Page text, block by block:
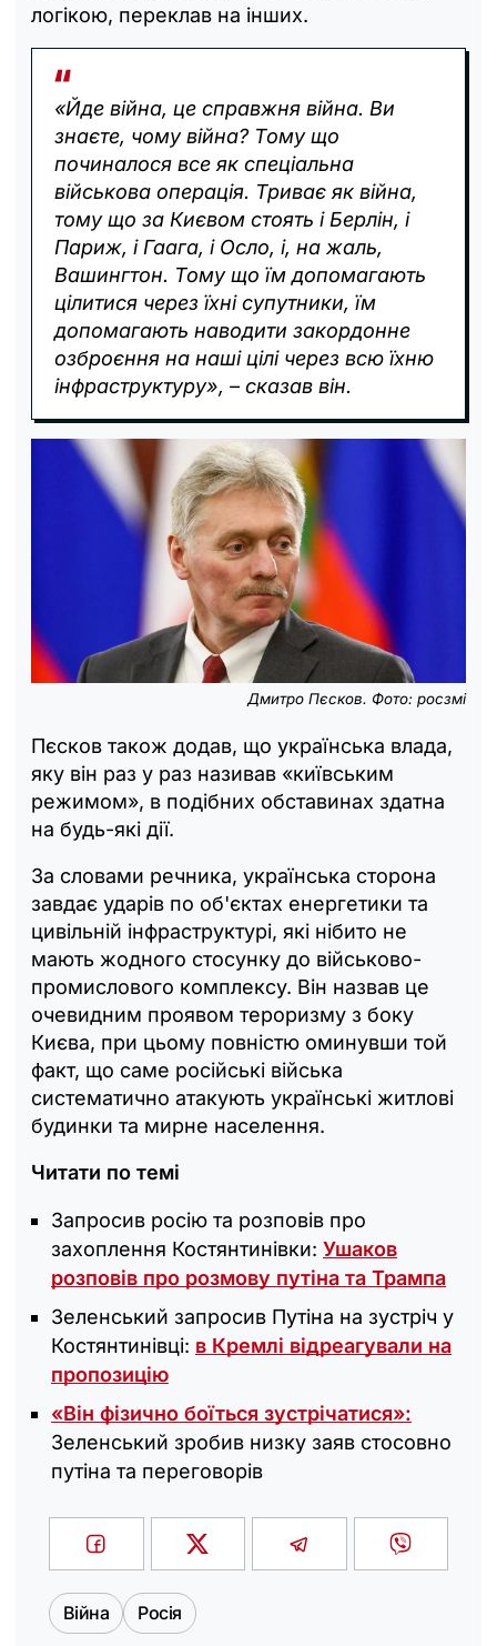
логікою, переклав на інших.
«Йде війна, це справжня війна. Ви
знаєте, чому війна? Тому що
починалося все як спеціальна
військова операція. Триває як війна,
тому що за Києвом стоять і Берлін, і
Париж, і Гаага, і Осло, і, на жаль,
Вашингтон. Тому що їм допомагають
цілитися через їхні супутники, їм
допомагають наводити закордонне
озброєння на наші цілі через всю їхню
інфраструктуру», – сказав він.
Дмитро Пєсков. Фото: росзмі
Пєсков також додав, що українська влада,
яку він раз у раз називав «київським
режимом», в подібних обставинах здатна
на будь-які дії.
За словами речника, українська сторона
завдає ударів по об'єктах енергетики та
цивільній інфраструктурі, які нібито не
мають жодного стосунку до військово-
промислового комплексу. Він назвав це
очевидним проявом тероризму з боку
Києва, при цьому повністю оминувши той
факт, що саме російські війська
систематично атакують українські житлові
будинки та мирне населення.
Читати по темі
Запросив росію та розповів про
захоплення Костянтинівки: Ушаков
розповів про розмову путіна та Трампа
Зеленський запросив Путіна на зустріч у
Костянтинівці: в Кремлі відреагували на
пропозицію
«Він фізично боїться зустрічатися»:
Зеленський зробив низку заяв стосовно
путіна та переговорів
Війна Росія